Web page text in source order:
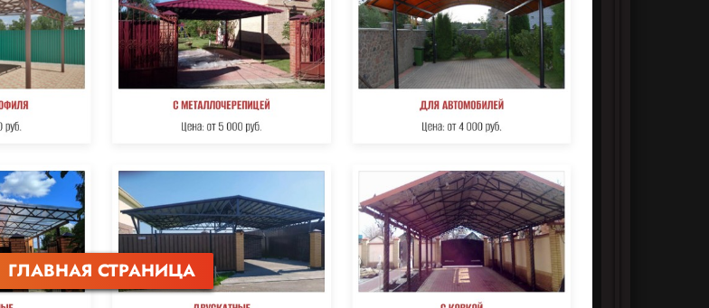
ГЛАВНАЯ СТРАНИЦА